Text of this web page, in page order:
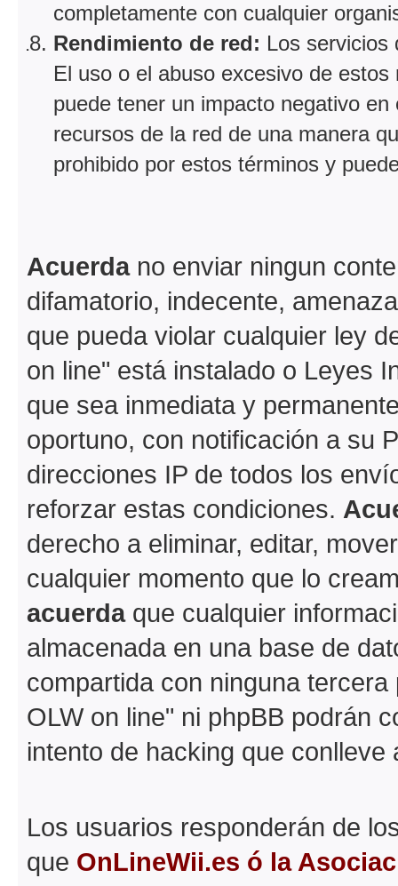
completamente con cualquier
Rendimiento de red: Los
El uso o el abuso excesivo de
puede tener un impacto negativo
recursos de la red de una manera
prohibido por estos términos y
Acuerdano enviar ningun
difamatorio, indecente,
que pueda violar cualquier ley
on line" está instalado o Leyes
que sea inmediata y
oportuno, con notificación a su
direcciones IP de todos los
reforzar estas condiciones.
derecho a eliminar, editar,
cualquier momento que lo
acuerdaque cualquier
almacenada en una base de
compartida con ninguna
OLW on line" ni phpBB podrán
intento de hacking que
Los usuarios responderán de
que OnLineWii.es ó la